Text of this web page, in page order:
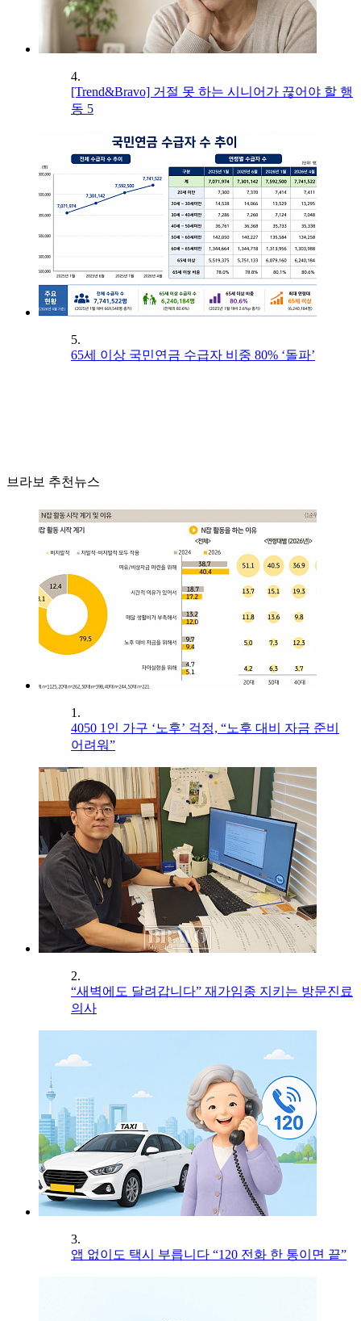
4.
[Trend&Bravo] 거절 못 하는 시니어가 끊어야 할 행
동 5
5.
65세 이상 국민연금 수급자 비중 80% ‘돌파’
브라보 추천뉴스
1.
4050 1인 가구 ‘노후’ 걱정, “노후 대비 자금 준비
어려워”
2.
“새벽에도 달려갑니다” 재가임종 지키는 방문진료
의사
3.
앱 없이도 택시 부릅니다 “120 전화 한 통이면 끝”